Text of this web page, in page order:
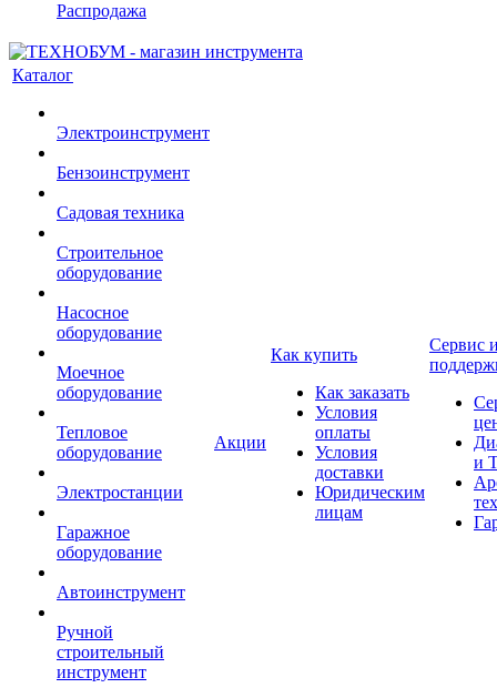
Распродажа
Каталог
Электроинструмент
Бензоинструмент
Садовая техника
Строительное
оборудование
Насосное
оборудование
Моечное
оборудование
Тепловое
оборудование
Электростанции
Гаражное
оборудование
Автоинструмент
Ручной
строительный
инструмент
Акции
Как купить
Как заказать
Условия
оплаты
Условия
доставки
Юридическим
лицам
Сервис
и